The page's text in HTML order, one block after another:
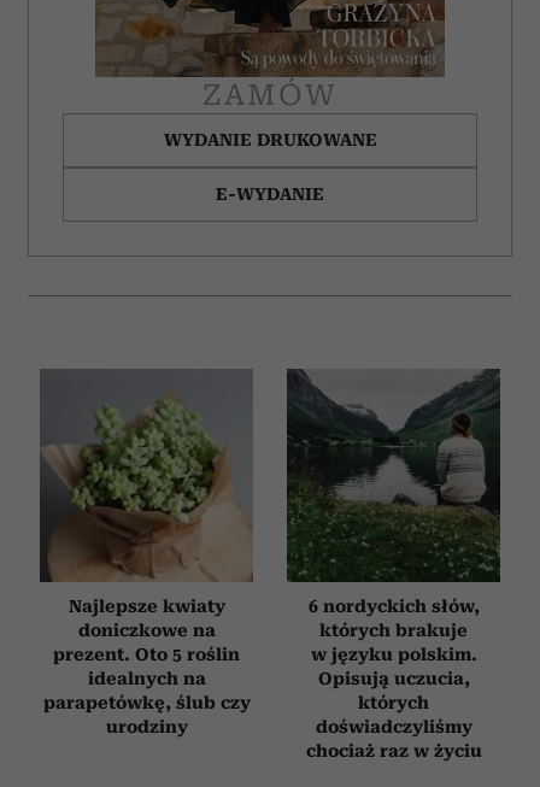
ZAMÓW
WYDANIE DRUKOWANE
E-WYDANIE
Najlepsze kwiaty
doniczkowe na
prezent. Oto 5 roślin
idealnych na
parapetówkę, ślub czy
urodziny
6 nordyckich słów,
których brakuje
w języku polskim.
Opisują uczucia,
których
doświadczyliśmy
chociaż raz w życiu